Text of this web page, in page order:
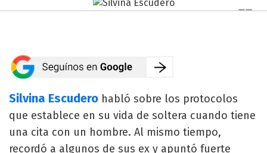
Silvina Escudero habló sobre los protocolos
que establece en su vida de soltera cuando tiene
una cita con un hombre. Al mismo tiempo,
recordó a algunos de sus ex y apuntó fuerte